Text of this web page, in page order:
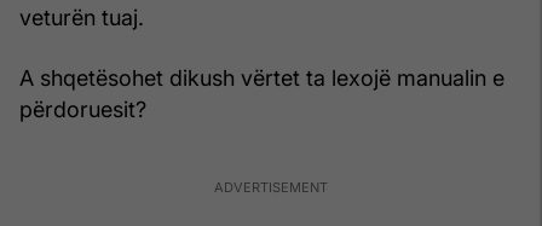
veturën tuaj.
A shqetësohet dikush vërtet ta lexojë manualin e
përdoruesit?